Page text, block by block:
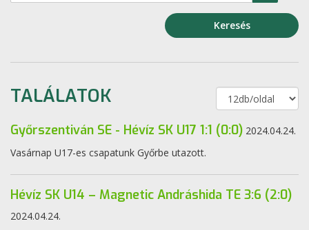
Keresés
TALÁLATOK
Győrszentiván SE - Hévíz SK U17 1:1 (0:0) 2024.04.24.
Vasárnap U17-es csapatunk Győrbe utazott.
Hévíz SK U14 – Magnetic Andráshida TE 3:6 (2:0)
2024.04.24.